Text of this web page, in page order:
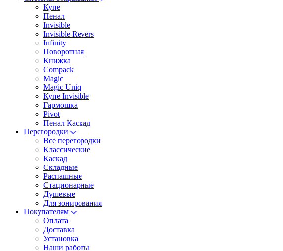
Купе
Пенал
Invisible
Invisible Revers
Infinity
Поворотная
Книжка
Compack
Magic
Magic Uniq
Купе Invisible
Гармошка
Pivot
Пенал Каскад
Перегородки
Все перегородки
Классические
Каскад
Складные
Распашные
Стационарные
Душевые
Для зонирования
Покупателям
Оплата
Доставка
Установка
Наши работы